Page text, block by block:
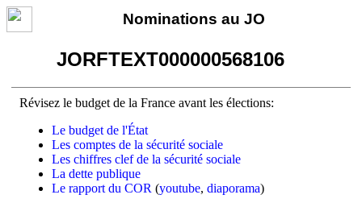
Nominations au JO
JORFTEXT000000568106
Révisez le budget de la France avant les élections:
Le budget de l'État
Les comptes de la sécurité sociale
Les chiffres clef de la sécurité sociale
La dette publique
Le rapport du COR (youtube, diaporama)